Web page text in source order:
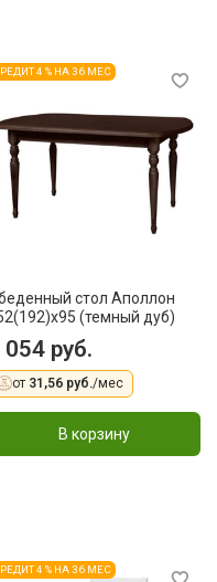
4 % НА 36 МЕС
стол Аполлон
(темный дуб)
054 руб.
от 31,56 руб./мес
В корзину
4 % НА 36 МЕС